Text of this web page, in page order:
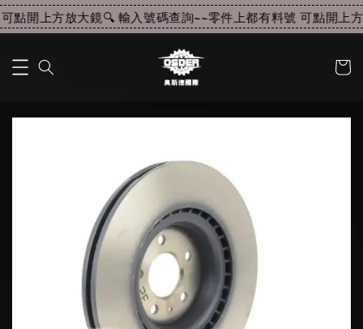
點開上方放大鏡🔍 輸入號碼查詢~~零件上都有料號 可點開上